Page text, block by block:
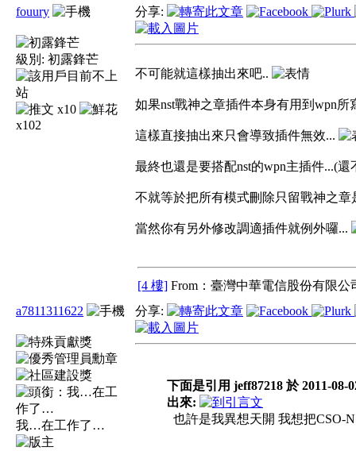
fouury
級別: 初露鋒芒
x10
x102
分享:
不可能就這樣抽出來吧..
如果nst戰神之章插件本身有用到wpn所
這樣直接抽出來只會導致插件無效...
最終也還是要搭配nst的wpn主插件...(還
不就等於把所有模式刪除只留戰神之章
當然你有另外修改調適插件就例外囉...
[4 樓] From：臺灣中華電信股份有限公
a7811311622
我…在工作了…
分享:
下面是引用 jeff87218 於 2011-
出來:
也許是我異想天開 我想把CSO-